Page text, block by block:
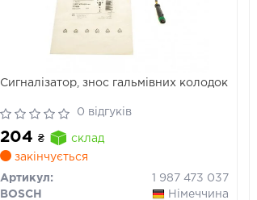
Сигналізатор, знос гальмівних колодок
0 відгуків
204 ₴
склад
закінчується
Артикул:
1 987 473 037
BOSCH
Німеччина